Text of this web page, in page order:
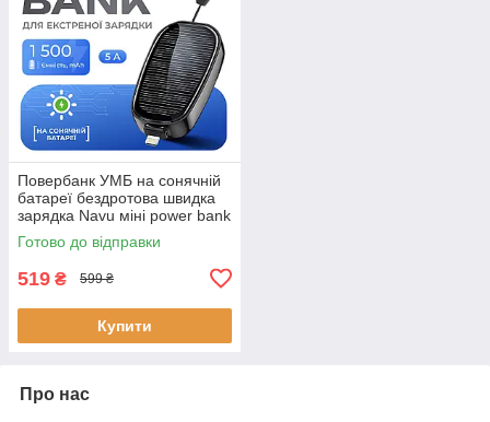
Повербанк УМБ на сонячній
батареї бездротова швидка
зарядка Navu міні power bank
брелок 1500 mAh
Готово до відправки
519 ₴ 599 ₴
Купити
Про нас